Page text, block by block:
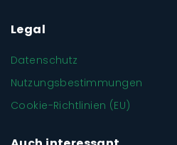
Legal
Datenschutz
Nutzungsbestimmungen
Cookie-Richtlinien (EU)